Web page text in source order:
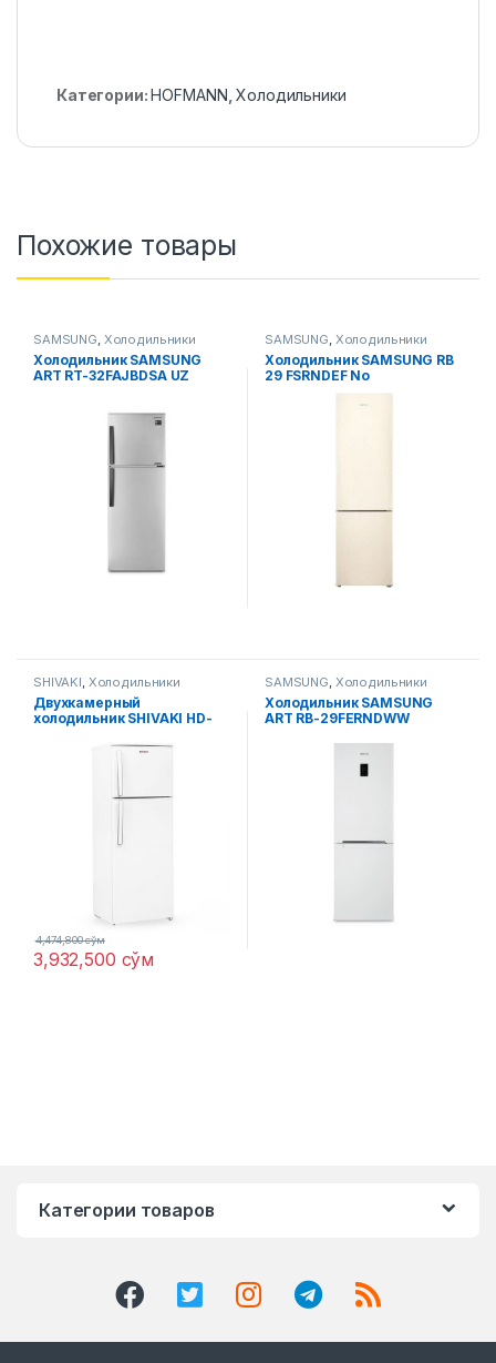
Категории:HOFMANN ,Холодильники
Похожие товары
SAMSUNG, Холодильники
Холодильник SAMSUNG
ART RT-32FAJBDSA UZ
SAMSUNG, Холодильники
Холодильник SAMSUNG RB
29 FSRNDEF No
Display/beige
SHIVAKI, Холодильники
Двухкамерный
холодильник SHIVAKI HD-
3,932,500 сўм
4,474,800сўм
SAMSUNG, Холодильники
Холодильник SAMSUNG
ART RB-29FERNDWW
Категории товаров